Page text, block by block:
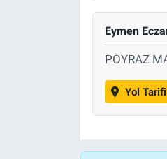
Eymen
POYRAZ
Yol